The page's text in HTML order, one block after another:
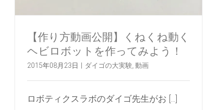
【作り方動画公開】くねくね動く
ヘビロボットを作ってみよう！
2015年08月23日 ダイゴの大実験 動画
ロボティクスラボのダイゴ先生がお [...]